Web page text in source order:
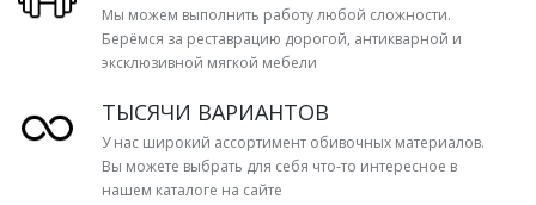
Мы можем выполнить работу любой сложности.
Берёмся за реставрацию дорогой, антикварной и
эксклюзивной мягкой мебели
ТЫСЯЧИ ВАРИАНТОВ
У нас широкий ассортимент обивочных материалов.
Вы можете выбрать для себя что-то интересное в
нашем каталоге на сайте